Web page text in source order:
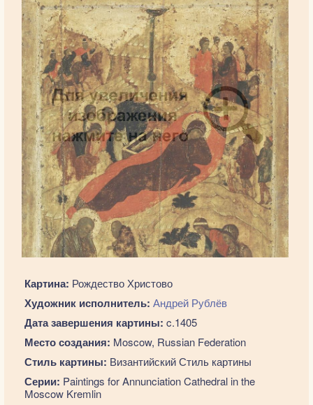
Картина: Рождество Христово
Художник исполнитель: Андрей Рублёв
Дата завершения картины: c.1405
Место создания: Moscow, Russian Federation
Стиль картины: Византийский Стиль картины
Серии: Paintings for Annunciation Cathedral in the
Moscow Kremlin